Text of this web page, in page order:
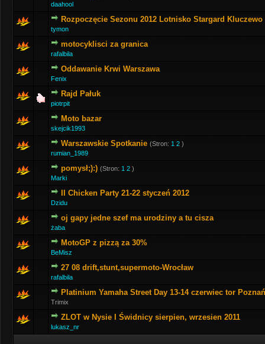
daahool
Rozpoczęcie Sezonu 2012 Lotnisko Stargard Kluczewo
tymon
motocyklisci za granica
rafalbila
Oddawanie Krwi Warszawa
Fenix
Rajd Pałuk
piotrpit
Moto bazar
skejcik1993
Warszawskie Spotkanie (Stron: 1 2 )
rumian_1989
pomysł;):) (Stron: 1 2 )
Marki
II Chicken Party 21-22 styczeń 2012
Dzidu
oj gapy jedne szef ma urodziny a tu cisza
żaba
MotoGP z pizzą za 30%
BeMisz
27 08 drift,stunt,supermoto-Wrocław
rafalbila
Platinium Yamaha Street Day 13-14 czerwiec tor Poznań
Trimix
ZLOT w Nysie I Świdnicy sierpien, wrzesien 2011
lukasz_nr